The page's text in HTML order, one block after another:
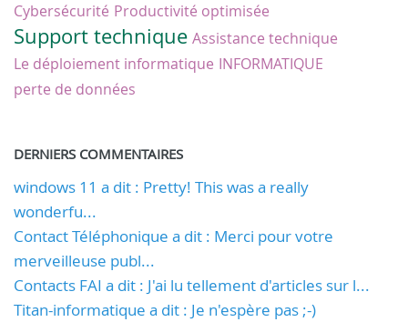
Cybersécurité Productivité optimisée
Support technique Assistance technique
Le déploiement informatique INFORMATIQUE
perte de données
DERNIERS COMMENTAIRES
windows 11 a dit : Pretty! This was a really
wonderfu...
Contact Téléphonique a dit : Merci pour votre
merveilleuse publ...
Contacts FAI a dit : J'ai lu tellement d'articles sur l...
Titan-informatique a dit : Je n'espère pas ;-)